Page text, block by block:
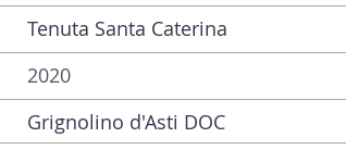
Tenuta Santa Caterina
2020
Grignolino d'Asti DOC